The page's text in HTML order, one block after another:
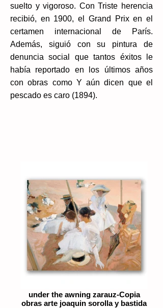
suelto y vigoroso. Con Triste herencia
recibió, en 1900, el Grand Prix en el
certamen internacional de París.
Además, siguió con su pintura de
denuncia social que tantos éxitos le
había reportado en los últimos años
con obras como Y aún dicen que el
pescado es caro (1894).
under the awning zarauz-Copia
obras arte joaquin sorolla y bastida